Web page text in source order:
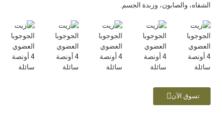
الشفاه، والصابون، وزبدة الجسم.
تسوق الآن